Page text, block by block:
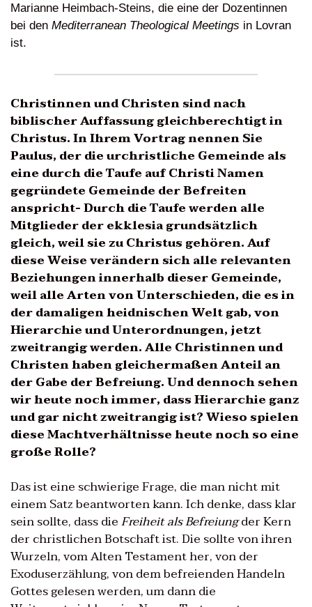
Marianne Heimbach-Steins, die eine der Dozentinnen
bei den Mediterranean Theological Meetings in Lovran
ist.
Christinnen und Christen sind nach
biblischer Auffassung gleichberechtigt in
Christus. In Ihrem Vortrag nennen Sie
Paulus, der die urchristliche Gemeinde als
eine durch die Taufe auf Christi Namen
gegründete Gemeinde der Befreiten
anspricht- Durch die Taufe werden alle
Mitglieder der ekklesia grundsätzlich
gleich, weil sie zu Christus gehören. Auf
diese Weise verändern sich alle relevanten
Beziehungen innerhalb dieser Gemeinde,
weil alle Arten von Unterschieden, die es in
der damaligen heidnischen Welt gab, von
Hierarchie und Unterordnungen, jetzt
zweitrangig werden. Alle Christinnen und
Christen haben gleichermaßen Anteil an
der Gabe der Befreiung. Und dennoch sehen
wir heute noch immer, dass Hierarchie ganz
und gar nicht zweitrangig ist? Wieso spielen
diese Machtverhältnisse heute noch so eine
große Rolle?
Das ist eine schwierige Frage, die man nicht mit
einem Satz beantworten kann. Ich denke, dass klar
sein sollte, dass dieFreiheit als Befreiungder Kern
der christlichen Botschaft ist. Die sollte von ihren
Wurzeln, vom Alten Testament her, von der
Exoduserzählung, von dem befreienden Handeln
Gottes gelesen werden, um dann die